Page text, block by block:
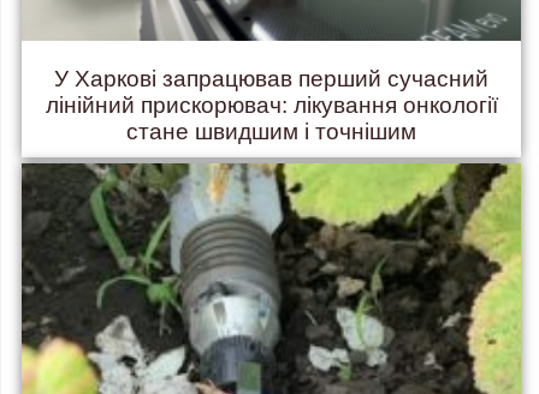
У Харкові запрацював перший сучасний
лінійний прискорювач: лікування онкології
стане швидшим і точнішим